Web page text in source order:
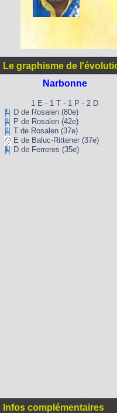
Le graphisme de
Narbonne
1 E - 1 T - 1 P - 2 D
D de Rosalen (80e)
P de Rosalen (42e)
T de Rosalen (37e)
E de Baluc-Rittener (37e)
D de Ferreres (35e)
Infos complémentaires